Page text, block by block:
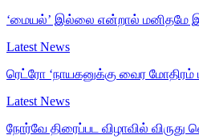
‘மையல்’ இல்லை என்றால் மனிதமே
Latest News
ரெட்ரோ ‘நாயகனுக்கு வைர மோதிரம்
Latest News
நோர்வே திரைப்பட விழாவில் விருது